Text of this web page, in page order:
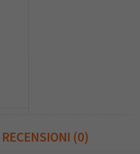
RECENSIONI (0)